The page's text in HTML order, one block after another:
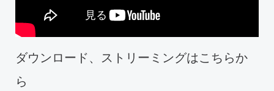
ダウンロード、ストリーミングはこちらか
ら